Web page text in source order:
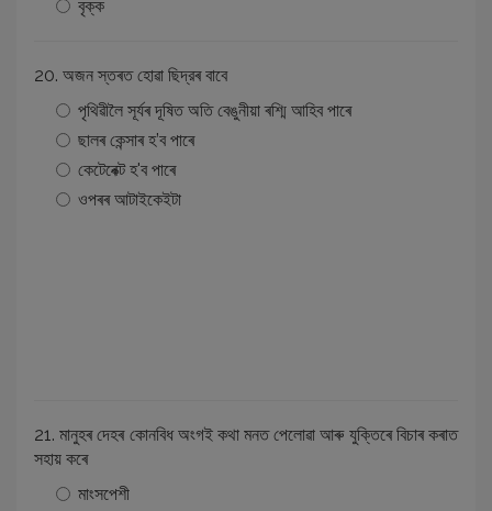
বৃক্ক
20. অজন স্তৰত হােৱা ছিদ্রৰ বাবে
পৃথিৱীলৈ সূৰ্যৰ দূষিত অতি বেঙুনীয়া ৰশ্মি আহিব পাৰে
ছালৰ কেন্সাৰ হ’ব পাৰে
কেটেৰেক্ট হ'ব পাৰে
ওপৰৰ আটাইকেইটা
21. মানুহৰ দেহৰ কোনবিধ অংগই কথা মনত পেলােৱা আৰু যুক্তিৰে বিচাৰ কৰাত
সহায় কৰে
মাংসপেশী